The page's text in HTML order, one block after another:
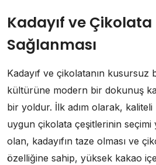
Kadayıf ve
Sağlanması
Kadayıf ve çikolatanın kusursuz
kültürüne modern bir dokunuş
bir yoldur. İlk adım olarak, kaliteli
uygun çikolata çeşitlerinin seçimi
olan, kadayıfın taze olması ve
özelliğine sahip, yüksek kakao